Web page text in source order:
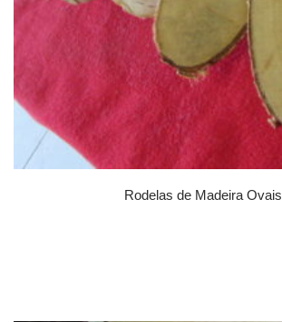
Rodelas de Madeira Ovais